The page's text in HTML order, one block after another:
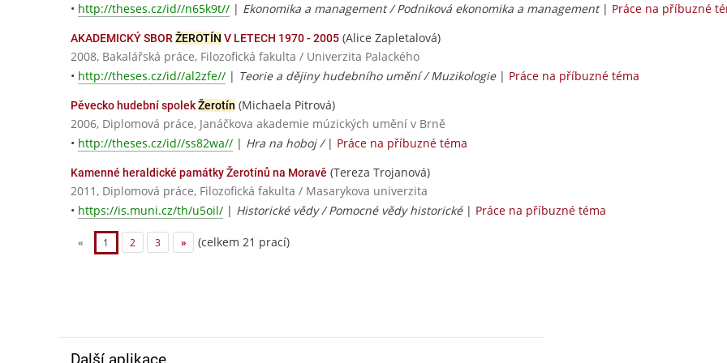
• http://theses.cz/id//n65k9t// | Ekonomika a management / Podniková ekonomika a management| Práce na příbuzné
AKADEMICKÝ SBOR ŽEROTÍN V LETECH 1970 - 2005 (Alice Zapletalová)
2008, Bakalářská práce, Filozofická fakulta / Univerzita Palackého
• http://theses.cz/id//al2zfe// | Teorie a dějiny hudebního umění / Muzikologie| Práce na příbuzné téma
Pěvecko hudební spolekŽerotín (Michaela Pitrová)
2006, Diplomová práce, Janáčkova akademie múzických umění v Brně
• http://theses.cz/id//ss82wa// | Hra na hoboj / | Práce na příbuzné téma
Kamenné heraldické památky Žerotínů na Moravě (Tereza Trojanová)
2011, Diplomová práce, Filozofická fakulta / Masarykova univerzita
• https://is.muni.cz/th/u5oil/ | Historické vědy / Pomocné vědy historické| Práce na příbuzné téma
« 1 2 3 » (celkem 21 prací)